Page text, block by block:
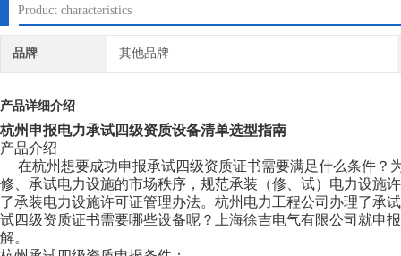
Product characteristics
品牌 其他品牌
产品详细介绍
杭州申报电力承试四级资质设备清单选型指南
产品介绍
在杭州想要成功申报承试四级资质证书需要满足什么条件？
修、承试电力设施的市场秩序，规范承装（修、试）电力设施
了承装电力设施许可证管理办法。杭州电力工程公司办理了承
试四级资质证书需要哪些设备呢？上海徐吉电气有限公司就申
解。